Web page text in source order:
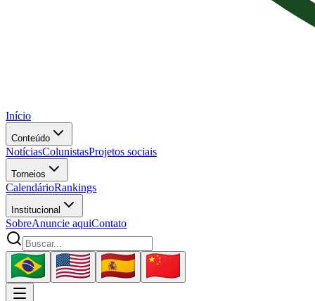
Início
Conteúdo
NotíciasColunistasProjetos sociais
Torneios
CalendárioRankings
Institucional
SobreAnuncie aquiContato